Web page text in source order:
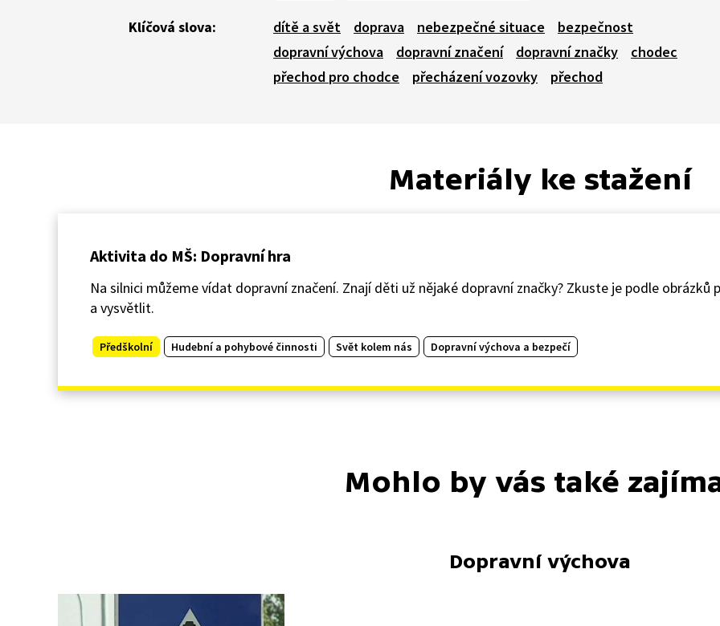
Klíčová slova: dítě a svět doprava nebezpečné situace
bezpečnost
dopravní výchova
dopravní značení dopravní značky
chodec
přechod pro chodce
přecházení vozovky přechod
Materiály ke stažení
Aktivita do MŠ: Dopravní hra
Na silnici můžeme vídat dopravní značení. Znají děti už nějaké dopravní značky? Zkuste je podle obrázků
a vysvětlit.
Předškolní Hudební a pohybové činnosti Svět kolem nás Dopravní výchova a bezpečí
Mohlo by vás také
Dopravní výchova